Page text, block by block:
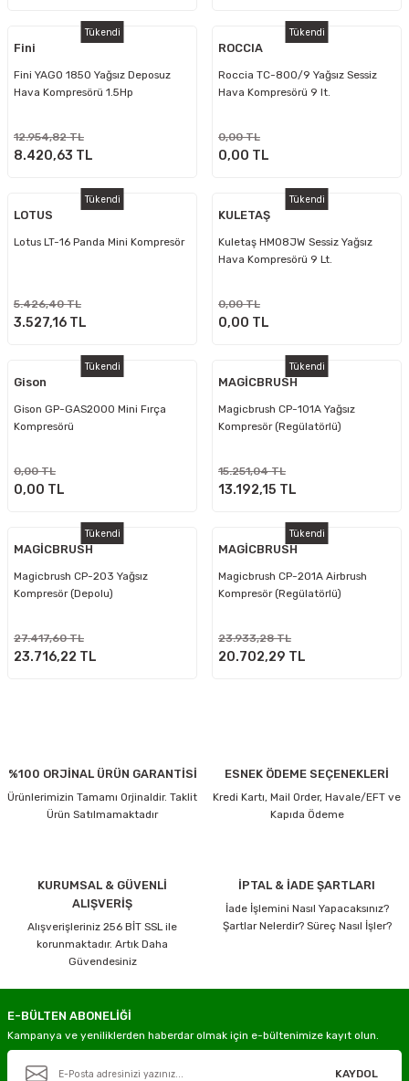
Tükendi
Fini
Fini YAGO 1850 Yağsız Deposuz
Hava Kompresörü 1.5Hp
12.954,82 TL
8.420,63 TL
Tükendi
ROCCIA
Roccia TC-800/9 Yağsız Sessiz
Hava Kompresörü 9 lt.
0,00 TL
0,00 TL
Tükendi
LOTUS
Lotus LT-16 Panda Mini Kompresör
5.426,40 TL
3.527,16 TL
Tükendi
KULETAŞ
Kuletaş HM08JW Sessiz Yağsız
Hava Kompresörü 9 Lt.
0,00 TL
0,00 TL
Tükendi
Gison
Gison GP-GAS2000 Mini Fırça
Kompresörü
0,00 TL
0,00 TL
Tükendi
MAGİCBRUSH
Magicbrush CP-101A Yağsız
Kompresör (Regülatörlü)
15.251,04 TL
13.192,15 TL
Tükendi
MAGİCBRUSH
Magicbrush CP-203 Yağsız
Kompresör (Depolu)
27.417,60 TL
23.716,22 TL
Tükendi
MAGİCBRUSH
Magicbrush CP-201A Airbrush
Kompresör (Regülatörlü)
23.933,28 TL
20.702,29 TL
%100 ORJİNAL ÜRÜN GARANTİSİ
Ürünlerimizin Tamamı Orjinaldir. Taklit
Ürün Satılmamaktadır
ESNEK ÖDEME SEÇENEKLERİ
Kredi Kartı, Mail Order, Havale/EFT ve
Kapıda Ödeme
KURUMSAL & GÜVENLİ
ALIŞVERİŞ
Alışverişleriniz 256 BİT SSL ile
korunmaktadır. Artık Daha
Güvendesiniz
İPTAL & İADE ŞARTLARI
İade İşlemini Nasıl Yapacaksınız?
Şartlar Nelerdir? Süreç Nasıl İşler?
E-BÜLTEN ABONELİĞİ
Kampanya ve yeniliklerden haberdar olmak için e-bültenimize kayıt olun.
KAYDOL